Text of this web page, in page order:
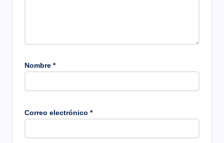
Nombre *
Correo electrónico *